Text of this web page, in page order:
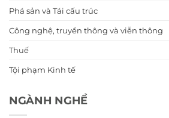
Phá sản và Tái cấu trúc
Công nghệ, truyền thông và viễn thông
Thuế
Tội phạm Kinh tế
NGÀNH NGHỀ